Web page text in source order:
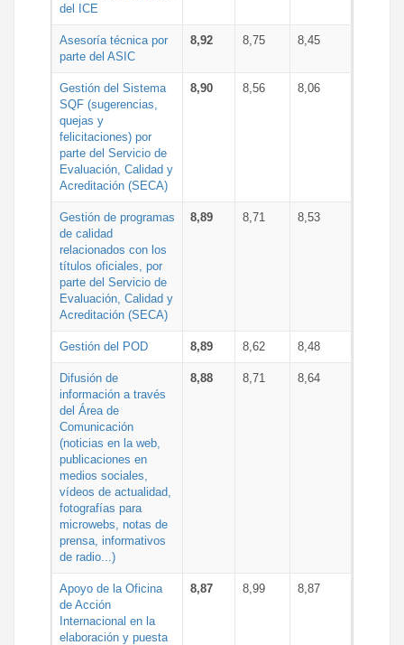
del ICE
Asesoría técnica por
parte del ASIC
8,92 8,75 8,45
Gestión del Sistema
SQF (sugerencias,
quejas y
felicitaciones) por
parte del Servicio de
Evaluación, Calidad y
Acreditación (SECA)
8,90 8,56 8,06
Gestión de programas
de calidad
relacionados con los
títulos oficiales, por
parte del Servicio de
Evaluación, Calidad y
Acreditación (SECA)
8,89 8,71 8,53
Gestión del POD 8,89 8,62 8,48
Difusión de
información a través
del Área de
Comunicación
(noticias en la web,
publicaciones en
medios sociales,
vídeos de actualidad,
fotografías para
microwebs, notas de
prensa, informativos
de radio...)
8,88 8,71 8,64
Apoyo de la Oficina
de Acción
Internacional en la
elaboración y puesta
8,87 8,99 8,87